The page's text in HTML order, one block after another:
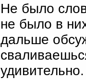
Не было
не было в
дальше